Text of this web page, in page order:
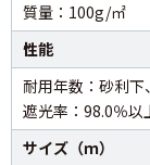
質量：100g/㎡
性能
耐用年数：砂利
遮光率：98.0％以
サイズ（ｍ）